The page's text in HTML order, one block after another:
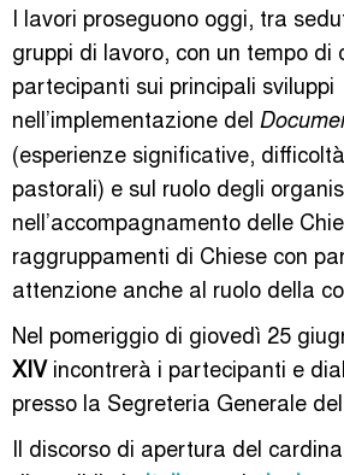
I lavori proseguono oggi, tra
gruppi di lavoro, con un tempo di
partecipanti sui principali sviluppi
nell’implementazione del
(esperienze significative,
pastorali) e sul ruolo degli
nell’accompagnamento delle
raggruppamenti di Chiese con
attenzione anche al ruolo della
Nel pomeriggio di giovedì 25
XIVincontrerà i partecipanti e
presso la Segreteria Generale
Il discorso di apertura del